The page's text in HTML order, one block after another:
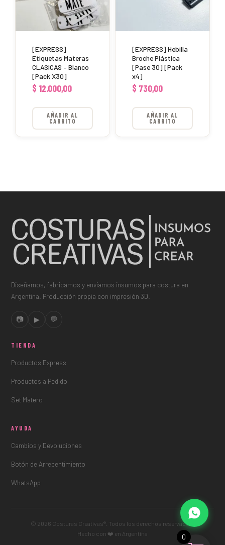
[EXPRESS]
Etiquetas Materas
CLASICAS – Blanco
[Pack X30]
$ 12.000,00
AÑADIR AL
CARRITO
[EXPRESS] Hebilla
Broche Plástica
[Pase 30] [Pack
x4]
$ 730,00
AÑADIR AL
CARRITO
Diseñamos, fabricamos y enviamos insumos para costura en
Argentina. Producción propia con impresión 3D.
📷 ▶ 💬
TIENDA
Productos Express
Productos a Pedido
Set Matero
AYUDA
Cambios y Devoluciones
Botón de Arrepentimiento
WhatsApp
© 2026 Costuras Creativas®. Todos los derechos reservados.
Hecho con ❤️ en Argentina
0